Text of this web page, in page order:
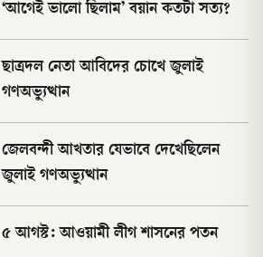
‘আগেই ভালো ছিলাম’ বয়ান কতটা সত্য?
ছাত্রদল নেতা আবিদের চোখে জুলাই
গণঅভ্যুত্থান
জেলবন্দী আখতার যেভাবে দেখেছিলেন
জুলাই গণঅভ্যুত্থান
৫ আগস্ট: আওয়ামী লীগ শাসনের পতন